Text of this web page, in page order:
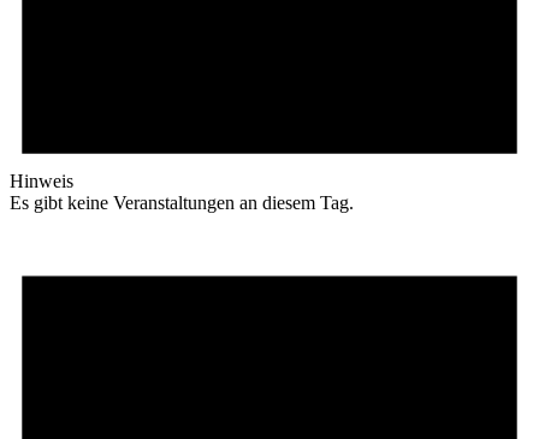
Hinweis
Es gibt keine Veranstaltungen an diesem Tag.